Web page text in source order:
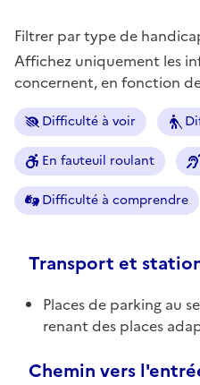
Filtrer par type de
Affichez uniquement les
concernent, en fonction
Difficulté à voir
En fauteuil roulant
Difficulté à comprendre
Transport et
Places de parking au
renant des places
Chemin vers